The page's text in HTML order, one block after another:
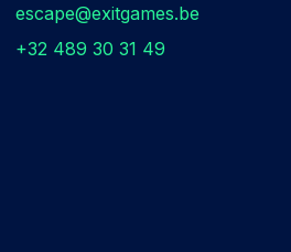
escape@exitgames.be
+32 489 30 31 49